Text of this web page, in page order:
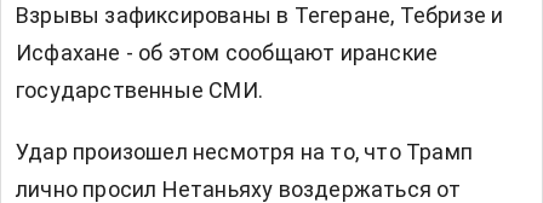
Взрывы зафиксированы в Тегеране, Тебризе и
Исфахане - об этом сообщают иранские
государственные СМИ.
Удар произошел несмотря на то, что Трамп
лично просил Нетаньяху воздержаться от